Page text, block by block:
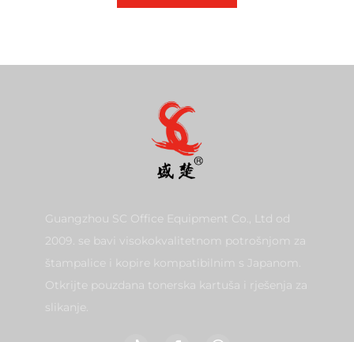
Guangzhou SC Office Equipment Co., Ltd od
2009. se bavi visokokvalitetnom potrošnjom za
štampalice i kopire kompatibilnim s Japanom.
Otkrijte pouzdana tonerska kartuša i rješenja za
slikanje.